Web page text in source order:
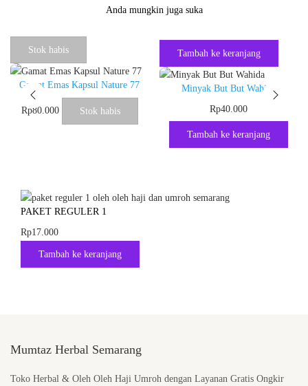
Anda mungkin juga suka
Stok habis
Gamat Emas Kapsul Nature 77
Rp80.000 Stok habis
Tambah ke keranjang
Minyak But But Wahida
Rp40.000
Tambah ke keranjang
PAKET REGULER 1
Rp17.000
Tambah ke keranjang
Mumtaz Herbal Semarang
Toko Herbal & Oleh Oleh Haji Umroh dengan Layanan Gratis Ongkir